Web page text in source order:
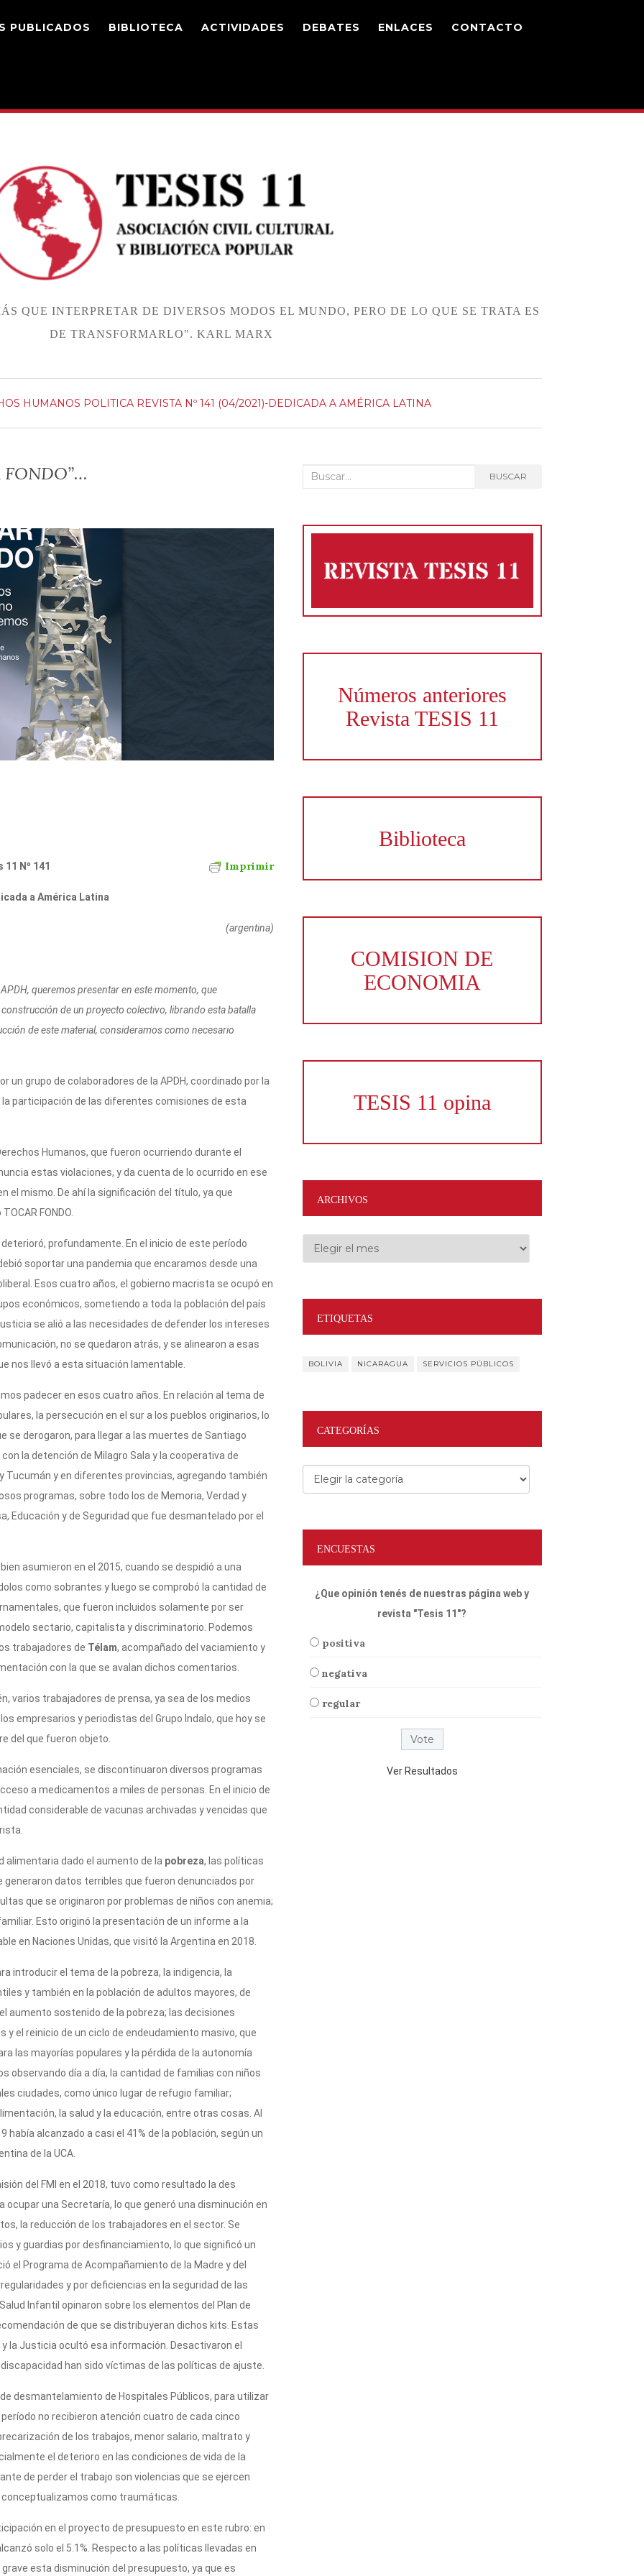
PUBLICADOS BIBLIOTECA ACTIVIDADES DEBATES ENLACES CONTACTO
QUE INTERPRETAR DE DIVERSOS MODOS EL MUNDO, PERO DE LO QUE SE TRATA ES
DE TRANSFORMARLO". KARL MARX
HUMANOS POLITICA REVISTA Nº 141 (04/2021)-DEDICADA A AMÉRICA LATINA
FONDO”…
Imprimir
11 Nº 141
a América Latina
(argentina)
queremos presentar en este momento, que
de un proyecto colectivo, librando esta batalla
de este material, consideramos como necesario
un grupo de colaboradores de la APDH, coordinado por la
participación de las diferentes comisiones de esta
Humanos, que fueron ocurriendo durante el
estas violaciones, y da cuenta de lo ocurrido en ese
el mismo. De ahí la significación del título, ya que
FONDO.
profundamente. En el inicio de este período
soportar una pandemia que encaramos desde una
Esos cuatro años, el gobierno macrista se ocupó en
económicos, sometiendo a toda la población del país
se alió a las necesidades de defender los intereses
no se quedaron atrás, y se alinearon a esas
nos llevó a esta situación lamentable.
padecer en esos cuatro años. En relación al tema de
la persecución en el sur a los pueblos originarios, lo
se derogaron, para llegar a las muertes de Santiago
la detención de Milagro Sala y la cooperativa de
Tucumán y en diferentes provincias, agregando también
programas, sobre todo los de Memoria, Verdad y
Educación y de Seguridad que fue desmantelado por el
asumieron en el 2015, cuando se despidió a una
como sobrantes y luego se comprobó la cantidad de
que fueron incluidos solamente por ser
sectario, capitalista y discriminatorio. Podemos
trabajadores de Télam, acompañado del vaciamiento y
con la que se avalan dichos comentarios.
varios trabajadores de prensa, ya sea de los medios
empresarios y periodistas del Grupo Indalo, que hoy se
del que fueron objeto.
esenciales, se discontinuaron diversos programas
a medicamentos a miles de personas. En el inicio de
considerable de vacunas archivadas y vencidas que
alimentaria dado el aumento de la pobreza, las políticas
datos terribles que fueron denunciados por
que se originaron por problemas de niños con anemia;
Esto originó la presentación de un informe a la
en Naciones Unidas, que visitó la Argentina en 2018.
introducir el tema de la pobreza, la indigencia, la
y también en la población de adultos mayores, de
aumento sostenido de la pobreza; las decisiones
el reinicio de un ciclo de endeudamiento masivo, que
las mayorías populares y la pérdida de la autonomía
observando día a día, la cantidad de familias con niños
ciudades, como único lugar de refugio familiar;
la salud y la educación, entre otras cosas. Al
alcanzado a casi el 41% de la población, según un
de la UCA.
del FMI en el 2018, tuvo como resultado la des
ocupar una Secretaría, lo que generó una disminución en
la reducción de los trabajadores en el sector. Se
y guardias por desfinanciamiento, lo que significó un
el Programa de Acompañamiento de la Madre y del
y por deficiencias en la seguridad de las
Infantil opinaron sobre los elementos del Plan de
de que se distribuyeran dichos kits. Estas
la Justicia ocultó esa información. Desactivaron el
han sido víctimas de las políticas de ajuste.
desmantelamiento de Hospitales Públicos, para utilizar
no recibieron atención cuatro de cada cinco
de los trabajos, menor salario, maltrato y
el deterioro en las condiciones de vida de la
de perder el trabajo son violencias que se ejercen
como traumáticas.
en el proyecto de presupuesto en este rubro: en
solo el 5.1%. Respecto a las políticas llevadas en
esta disminución del presupuesto, ya que es
Buscar: BUSCAR
Números anteriores
Revista TESIS 11
Biblioteca
COMISION DE
ECONOMIA
TESIS 11 opina
ARCHIVOS
Archivos
ETIQUETAS
BOLIVIA NICARAGUA SERVICIOS PÚBLICOS
CATEGORÍAS
Categorías
ENCUESTAS
¿Que opinión tenés de nuestras página web y
revista "Tesis 11"?
positiva
negativa
regular
Ver Resultados